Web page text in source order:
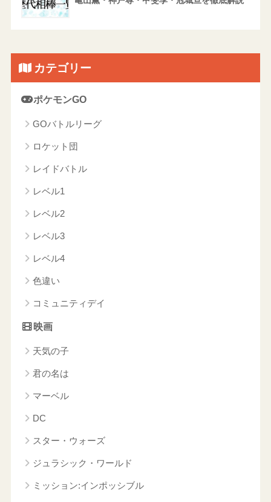
カテゴリー
ポケモンGO
GOバトルリーグ
ロケット団
レイドバトル
レベル1
レベル2
レベル3
レベル4
色違い
コミュニティデイ
映画
天気の子
君の名は
マーベル
DC
スター・ウォーズ
ジュラシック・ワールド
ミッション:インポッシブル